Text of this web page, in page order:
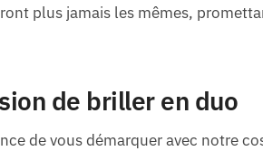
plus jamais les mêmes,
de briller en duo
de vous démarquer avec notre